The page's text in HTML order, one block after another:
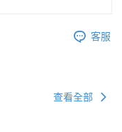
客服
查看全部